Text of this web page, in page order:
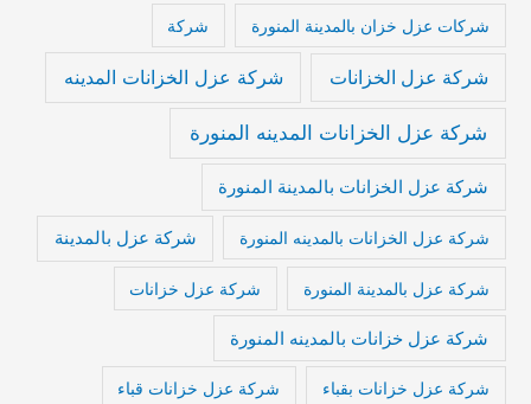
شركات عزل خزان بالمدينة المنورة شركة
شركة عزل الخزانات شركة عزل الخزانات المدينه
شركة عزل الخزانات المدينه المنورة
شركة عزل الخزانات بالمدينة المنورة
شركة عزل الخزانات بالمدينه المنورة شركة عزل بالمدينة
شركة عزل بالمدينة المنورة شركة عزل خزانات
شركة عزل خزانات بالمدينه المنورة
شركة عزل خزانات بقباء شركة عزل خزانات قباء